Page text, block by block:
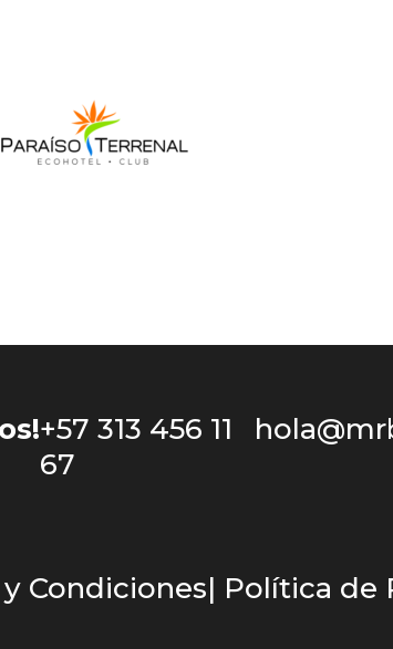
+57 313 456 11
67
Condiciones| Política de